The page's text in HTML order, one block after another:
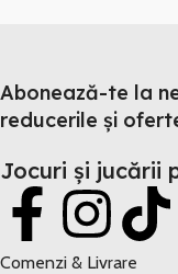
Abonează-te la
reducerile și
Jocuri și jucării
Comenzi & Livrare